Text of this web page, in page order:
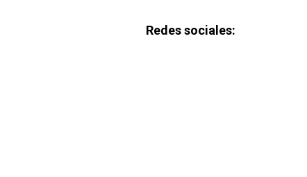
Redes sociales: